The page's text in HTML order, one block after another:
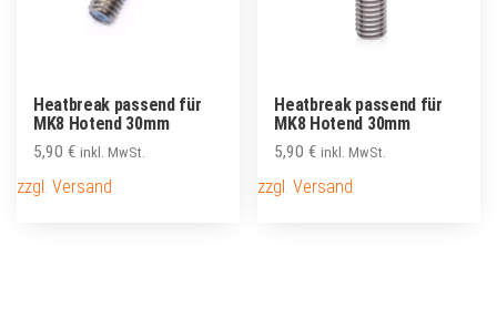
Heatbreak passend für
MK8 Hotend 30mm
5,90 € inkl. MwSt.
zzgl. Versand
Heatbreak passend für
MK8 Hotend 30mm
5,90€ inkl. MwSt.
zzgl. Versand